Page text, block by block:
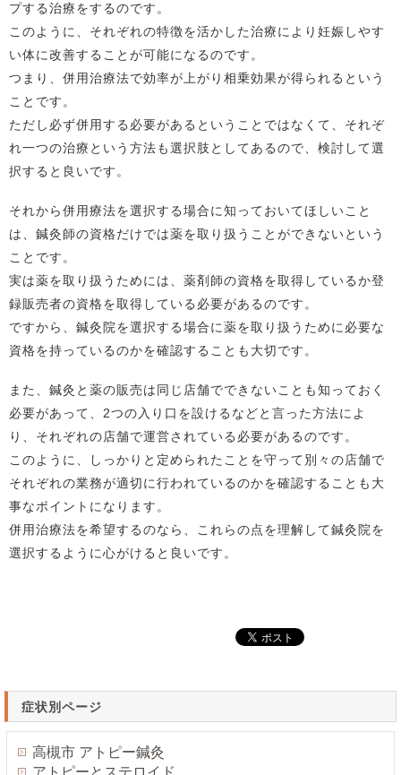
プする治療をするのです。
このように、それぞれの特徴を活かした治療により妊娠しやす
い体に改善することが可能になるのです。
つまり、併用治療法で効率が上がり相乗効果が得られるという
ことです。
ただし必ず併用する必要があるということではなくて、それぞ
れ一つの治療という方法も選択肢としてあるので、検討して選
択すると良いです。
それから併用療法を選択する場合に知っておいてほしいこと
は、鍼灸師の資格だけでは薬を取り扱うことができないという
ことです。
実は薬を取り扱うためには、薬剤師の資格を取得しているか登
録販売者の資格を取得している必要があるのです。
ですから、鍼灸院を選択する場合に薬を取り扱うために必要な
資格を持っているのかを確認することも大切です。
また、鍼灸と薬の販売は同じ店舗でできないことも知っておく
必要があって、2つの入り口を設けるなどと言った方法によ
り、それぞれの店舗で運営されている必要があるのです。
このように、しっかりと定められたことを守って別々の店舗で
それぞれの業務が適切に行われているのかを確認することも大
事なポイントになります。
併用治療法を希望するのなら、これらの点を理解して鍼灸院を
選択するように心がけると良いです。
症状別ページ
高槻市 アトピー鍼灸